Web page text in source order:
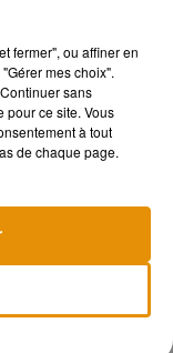
❤
fermer", ou affiner en
mes choix".
sans
pour ce site. Vous
à tout
de chaque page.